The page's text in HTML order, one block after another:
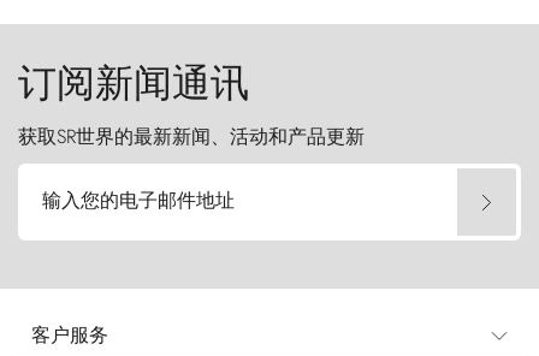
订阅新闻通讯
获取SR世界的最新新闻、活动和产品更新
输入您的电子邮件地址
客户服务